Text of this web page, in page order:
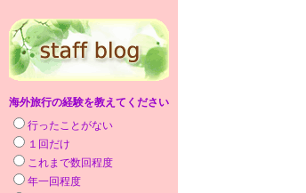
海外旅行の経験を教えてください
行ったことがない
１回だけ
これまで数回程度
年一回程度